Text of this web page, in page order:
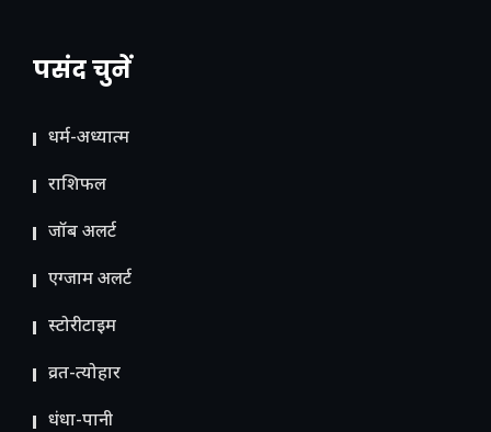
पसंद चुनें
धर्म-अध्यात्म
राशिफल
जॉब अलर्ट
एग्जाम अलर्ट
स्टोरीटाइम
व्रत-त्योहार
धंधा-पानी